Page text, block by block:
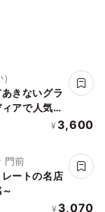
きないグラ
アで人気の
かろ
¥ 3,600
門前
レートの名店
¥ 3,070